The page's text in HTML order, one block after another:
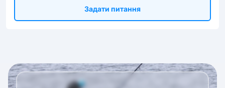
Задати питання